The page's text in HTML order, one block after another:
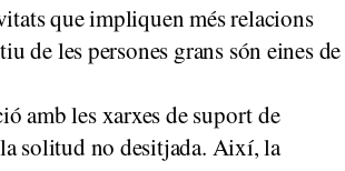
que impliquen més relacions
de les persones grans són eines de
amb les xarxes de suport de
solitud no desitjada. Així, la